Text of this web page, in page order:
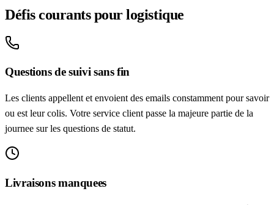
Défis courants pour logistique
Questions de suivi sans fin
Les clients appellent et envoient des emails constamment pour savoir
ou est leur colis. Votre service client passe la majeure partie de la
journee sur les questions de statut.
Livraisons manquees